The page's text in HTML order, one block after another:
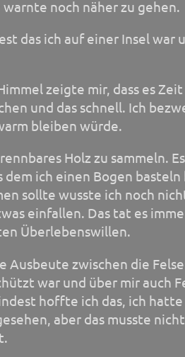
noch näher zu gehen.
das ich auf einer Insel war
zeigte mir, dass es
und das schnell. Ich
bleiben würde.
Holz zu sammeln.
dem ich einen Bogen
sollte wusste ich noch
einfallen. Das tat es
Überlebenswillen.
Ausbeute zwischen die
war und über mir auch
hoffte ich das, ich
aber das musste